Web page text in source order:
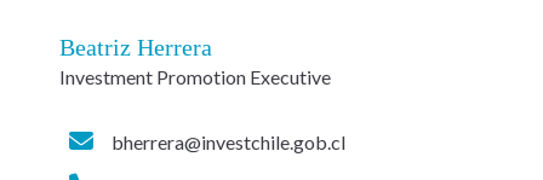
Beatriz Herrera
Investment Promotion Executive
bherrera@investchile.gob.cl